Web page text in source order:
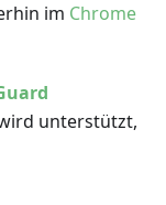
im Chrome
unterstützt,